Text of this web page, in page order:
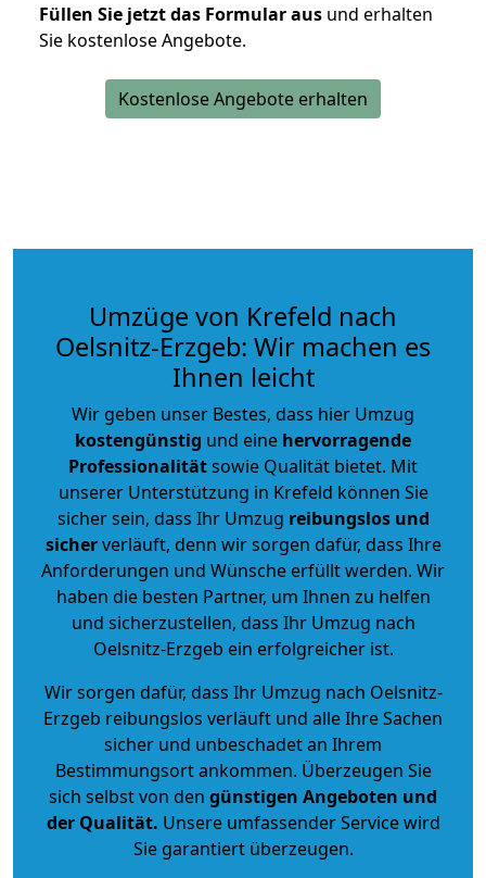
Füllen Sie jetzt das Formular aus und erhalten
Sie kostenlose Angebote.
Kostenlose Angebote erhalten
Umzüge von Krefeld nach
Oelsnitz-Erzgeb: Wir machen es
Ihnen leicht
Wir geben unser Bestes, dass hier Umzug
kostengünstig und eine hervorragende
Professionalitätsowie Qualität bietet. Mit
unserer Unterstützung in Krefeld können Sie
sicher sein, dass Ihr Umzug reibungslos und
sicherverläuft, denn wir sorgen dafür, dass Ihre
Anforderungen und Wünsche erfüllt werden. Wir
haben die besten Partner, um Ihnen zu helfen
und sicherzustellen, dass Ihr Umzug nach
Oelsnitz-Erzgeb ein erfolgreicher ist.
Wir sorgen dafür, dass Ihr Umzug nach Oelsnitz-
Erzgeb reibungslos verläuft und alle Ihre Sachen
sicher und unbeschadet an Ihrem
Bestimmungsort ankommen. Überzeugen Sie
sich selbst von den günstigen Angeboten und
der Qualität. Unsere umfassender Service wird
Sie garantiert überzeugen.